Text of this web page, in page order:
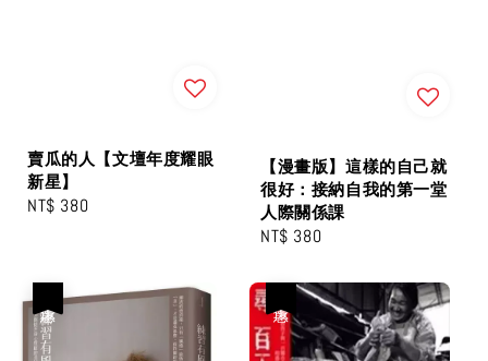
賣瓜的人【文壇年度耀眼
新星】
Regular
NT$ 380
【漫畫版】這樣的自己就
很好：接納自我的第一堂
人際關係課
Regular
NT$ 380